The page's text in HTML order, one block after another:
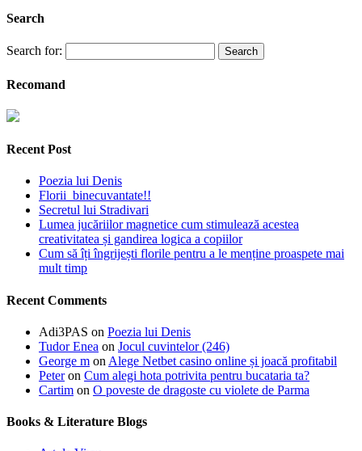
Search
Search for:
Recomand
Recent Post
Poezia lui Denis
Florii binecuvantate!!
Secretul lui Stradivari
Lumea jucăriilor magnetice cum stimulează acestea
creativitatea și gandirea logica a copiilor
Cum să îți îngrijești florile pentru a le menține proaspete mai
mult timp
Recent Comments
Adi3PAS on Poezia lui Denis
Tudor Enea on Jocul cuvintelor (246)
George m on Alege Netbet casino online și joacă profitabil
Peteron Cum alegi hota potrivita pentru bucataria ta?
Cartim on O poveste de dragoste cu violete de Parma
Books & Literature Blogs